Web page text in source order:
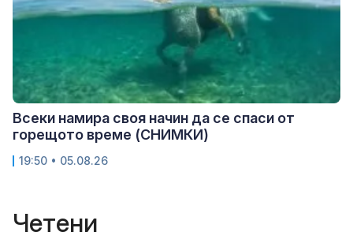
Всеки намира своя начин да се спаси от
горещото време (СНИМКИ)
19:50 • 05.08.26
Четени